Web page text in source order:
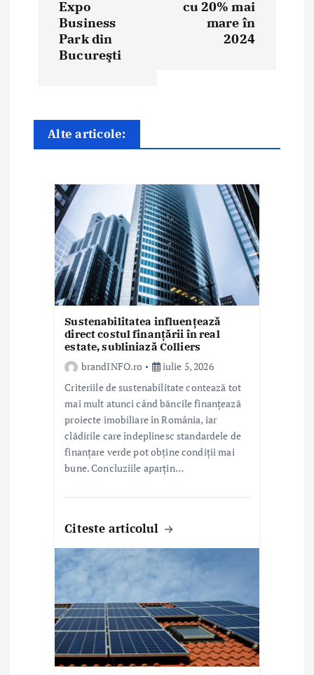
n
a
Expo
Business
Park din
Bucureşti
cu 20% mai
mare în
2024
Alte articole:
Sustenabilitatea influențează
direct costul finanțării în real
estate, subliniază Colliers
brandINFO.ro
iulie 5, 2026
Criteriile de sustenabilitate contează tot
mai mult atunci când băncile finanțează
proiecte imobiliare în România, iar
clădirile care îndeplinesc standardele de
finanțare verde pot obține condiții mai
bune. Concluziile aparțin…
Citeste articolul